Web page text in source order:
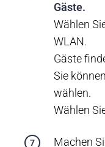
Gäste.
Wählen
WLAN.
Gäste
Sie
wählen.
Wählen
Machen